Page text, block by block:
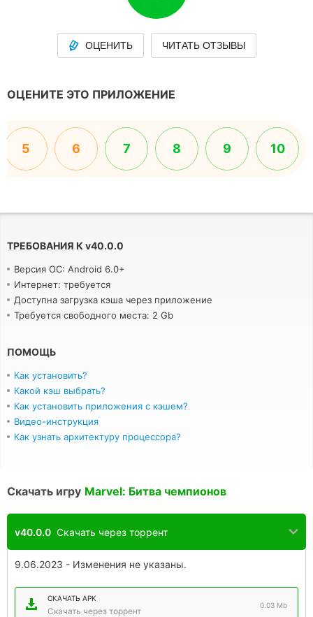
ОЦЕНИТЬ ЧИТАТЬ ОТЗЫВЫ
ОЦЕНИТЕ ЭТО ПРИЛОЖЕНИЕ
5 6 7 8 9 10
ТРЕБОВАНИЯ К v40.0.0
Версия ОС: Android 6.0+
Интернет: требуется
Доступна загрузка кэша через приложение
Требуется свободного места: 2 Gb
ПОМОЩЬ
Как установить?
Какой кэш выбрать?
Как установить приложения с кэшем?
Видео-инструкция
Как узнать архитектуру процессора?
Скачать игру Marvel: Битва чемпионов
v40.0.0 Скачать через торрент
9.06.2023 - Изменения не указаны.
СКАЧАТЬ APK
Скачать через торрент
0.03 Mb